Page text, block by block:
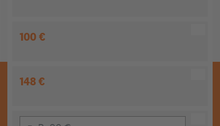
100 €
148 €